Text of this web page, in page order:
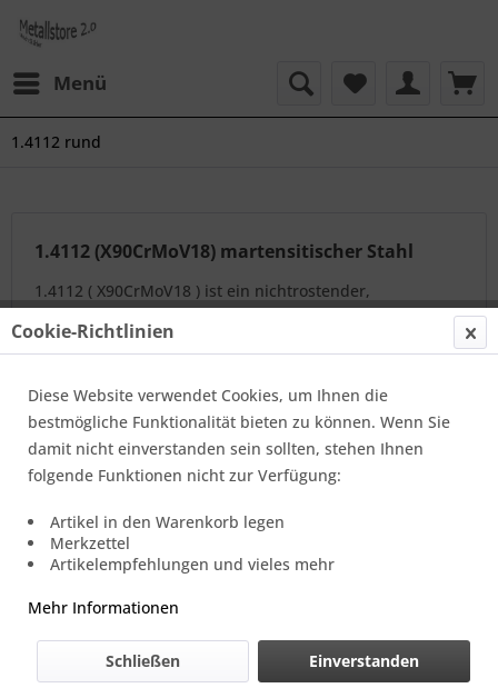
Menü
1.4112 rund
1.4112 (X90CrMoV18) martensitischer Stahl
1.4112 ( X90CrMoV18 ) ist ein nichtrostender,
vanadiumhaltige Chromstahl verfügt über eine sehr gute
»
Topseller
Cookie-Richtlinien
Diese Website verwendet Cookies, um Ihnen die
bestmögliche Funktionalität bieten zu können. Wenn Sie
damit nicht einverstanden sein sollten, stehen Ihnen
folgende Funktionen nicht zur Verfügung:
Artikel in den Warenkorb legen
Merkzettel
Artikelempfehlungen und vieles mehr
Mehr Informationen
Einverstanden
Schließen